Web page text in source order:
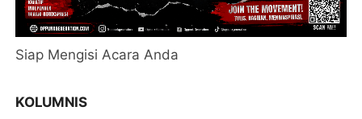
Siap Mengisi Acara Anda
KOLUMNIS